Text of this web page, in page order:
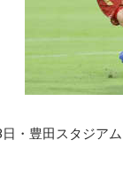
・豊田スタジア